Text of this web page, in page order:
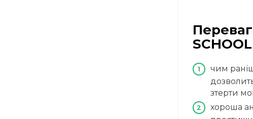
чим
зтерти
хороша